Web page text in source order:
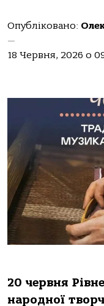
Опубліковано:
—
18 Червня, 2026 о
20 червня
народної